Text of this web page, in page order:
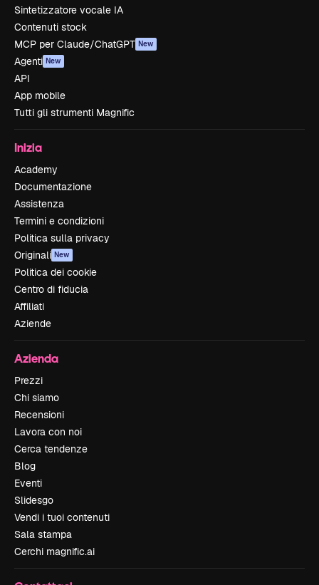
Sintetizzatore vocale IA
Contenuti stock
MCP per Claude/ChatGPT New
Agenti New
API
App mobile
Tutti gli strumenti Magnific
Inizia
Academy
Documentazione
Assistenza
Termini e condizioni
Politica sulla privacy
Originali New
Politica dei cookie
Centro di fiducia
Affiliati
Aziende
Azienda
Prezzi
Chi siamo
Recensioni
Lavora con noi
Cerca tendenze
Blog
Eventi
Slidesgo
Vendi i tuoi contenuti
Sala stampa
Cerchi magnific.ai